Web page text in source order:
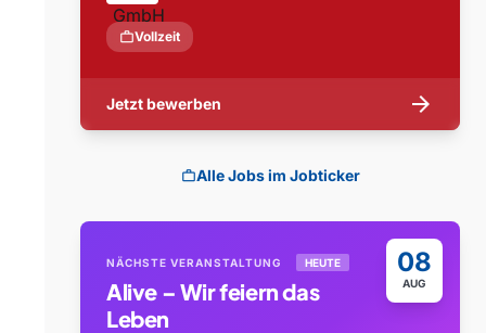
workVollzeit
Jetzt bewerben arrow_forward
workAlle Jobs im Jobticker
08
AUG
NÄCHSTE VERANSTALTUNG HEUTE
Alive – Wir feiern das
Leben